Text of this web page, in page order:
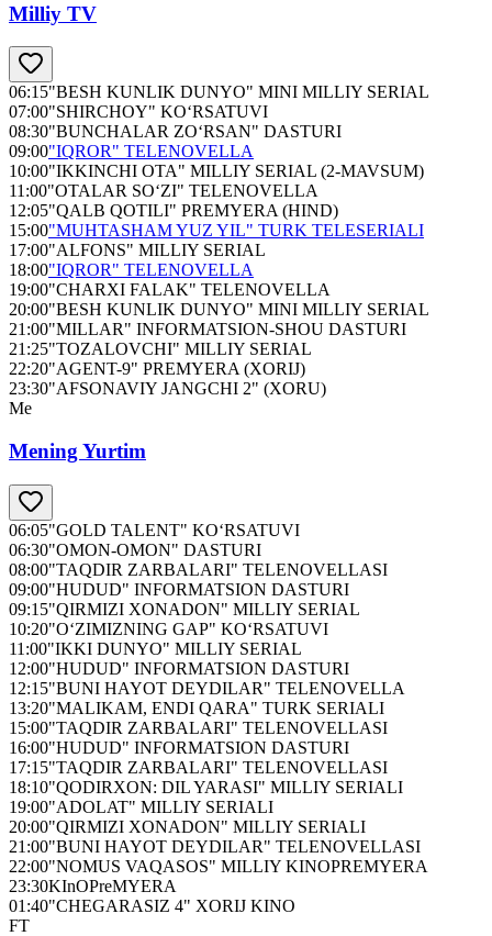
Milliy TV
06:15"BESH KUNLIK DUNYO" MINI MILLIY SERIAL
07:00"SHIRCHOY" KO‘RSATUVI
08:30"BUNCHALAR ZO‘RSAN" DASTURI
09:00"IQROR" TELENOVELLA
10:00"IKKINCHI OTA" MILLIY SERIAL (2-MAVSUM)
11:00"OTALAR SO‘ZI" TELENOVELLA
12:05"QALB QOTILI" PREMYERA (HIND)
15:00"MUHTASHAM YUZ YIL" TURK TELESERIALI
17:00"ALFONS" MILLIY SERIAL
18:00"IQROR" TELENOVELLA
19:00"CHARXI FALAK" TELENOVELLA
20:00"BESH KUNLIK DUNYO" MINI MILLIY SERIAL
21:00"MILLAR" INFORMATSION-SHOU DASTURI
21:25"TOZALOVCHI" MILLIY SERIAL
22:20"AGENT-9" PREMYERA (XORIJ)
23:30"AFSONAVIY JANGCHI 2" (XORU)
Me
Mening Yurtim
06:05"GOLD TALENT" KO‘RSATUVI
06:30"OMON-OMON" DASTURI
08:00"TAQDIR ZARBALARI" TELENOVELLASI
09:00"HUDUD" INFORMATSION DASTURI
09:15"QIRMIZI XONADON" MILLIY SERIAL
10:20"O‘ZIMIZNING GAP" KO‘RSATUVI
11:00"IKKI DUNYO" MILLIY SERIAL
12:00"HUDUD" INFORMATSION DASTURI
12:15"BUNI HAYOT DEYDILAR" TELENOVELLA
13:20"MALIKAM, ENDI QARA" TURK SERIALI
15:00"TAQDIR ZARBALARI" TELENOVELLASI
16:00"HUDUD" INFORMATSION DASTURI
17:15"TAQDIR ZARBALARI" TELENOVELLASI
18:10"QODIRXON: DIL YARASI" MILLIY SERIALI
19:00"ADOLAT" MILLIY SERIALI
20:00"QIRMIZI XONADON" MILLIY SERIALI
21:00"BUNI HAYOT DEYDILAR" TELENOVELLASI
22:00"NOMUS VAQASOS" MILLIY KINOPREMYERA
23:30KInOPreMYERA
01:40"CHEGARASIZ 4" XORIJ KINO
FT